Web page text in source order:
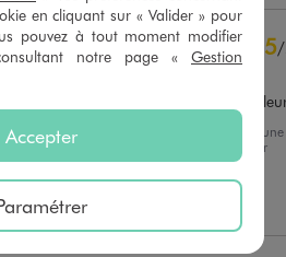
5/
Avis vérifié et récompensé
Super ensemble super
, suite à une
par
Sabrina S.
en cliquant sur « Valider » pour
pouvez à tout moment modifier
notre page « Gestion
Accepter